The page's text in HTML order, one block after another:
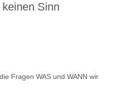
Sinn
Fragen WAS und WANN wir